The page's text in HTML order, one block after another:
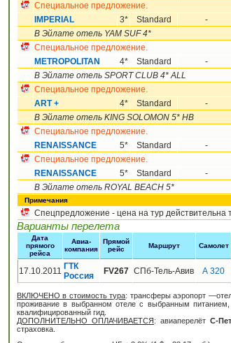
Специальное предложение.
IMPERIAL
3* Standard -
В Эйлате отель YAM SUF 4*
Специальное предложение.
METROPOLITAN
4* Standard -
В Эйлате отель SPORT CLUB 4* ALL
Специальное предложение.
ART +
4* Standard -
В Эйлате отель KING SOLOMON 5* HB
Специальное предложение.
RENAISSANCE
5* Standard -
Специальное предложение.
RENAISSANCE
5* Standard -
В Эйлате отель ROYAL BEACH 5*
Примечания
Спецпредложение - цена на тур действительна
Варианты перелета
Дата
прямого
рейса
Авиа-
компания
Прямой
рейс
Маршрут Самолет
17.10.2011 ГТК
Россия
FV267 СПб-Тель-Авив А 320
ВКЛЮЧЕНО в стоимость тура: трансферы аэропорт
проживание в выбранном отеле с выбранным
квалифицированный гид.
ДОПОЛНИТЕЛЬНО ОПЛАЧИВАЕТСЯ: авиаперелёт С-
страховка.